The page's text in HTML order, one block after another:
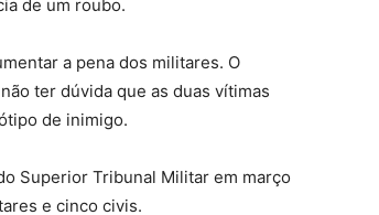
de um roubo.
a pena dos militares. O
ter dúvida que as duas vítimas
de inimigo.
Superior Tribunal Militar em março
e cinco civis.